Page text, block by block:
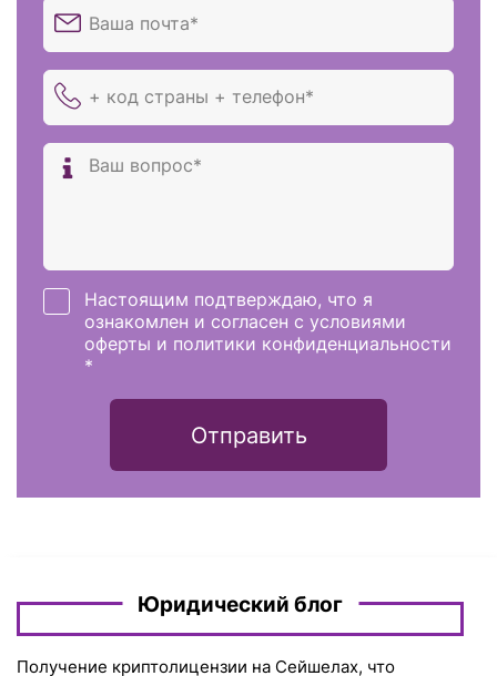
Настоящим подтверждаю, что я
ознакомлен и согласен с условиями
оферты и политики конфиденциальности
*
Отправить
Юридический блог
Получение криптолицензии на Сейшелах, что